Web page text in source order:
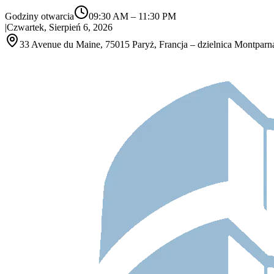
Godziny otwarcia 09:30 AM – 11:30 PM
|Czwartek, Sierpień 6, 2026
33 Avenue du Maine, 75015 Paryż, Francja – dzielnica